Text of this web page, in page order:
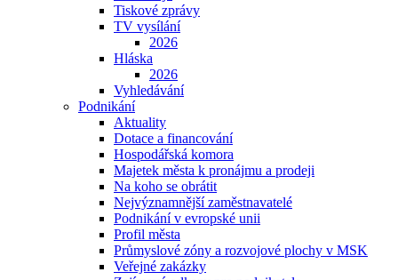
Tiskové zprávy
TV vysílání
2026
Hláska
2026
Vyhledávání
Podnikání
Aktuality
Dotace a financování
Hospodářská komora
Majetek města k pronájmu a prodeji
Na koho se obrátit
Nejvýznamnější zaměstnavatelé
Podnikání v evropské unii
Profil města
Průmyslové zóny a rozvojové plochy v MSK
Veřejné zakázky